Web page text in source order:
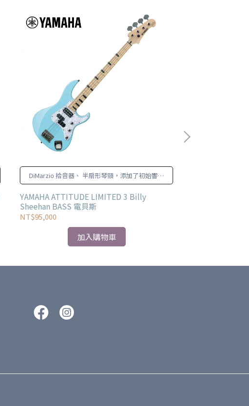
DiMarzio 拾音器、 半扇形琴頸，添加了初始響應
技術和 聲學共振增強，讓 Attitude 的低音強勁有
力，高音清晰且有音樂感！
YAMAHA ATTITUDE LIMITED 3 Billy
Sheehan BASS 電貝斯
NT$95,000
加入購物車